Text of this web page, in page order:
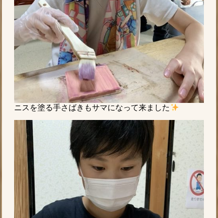
ニスを塗る手さばきもサマになって来ました